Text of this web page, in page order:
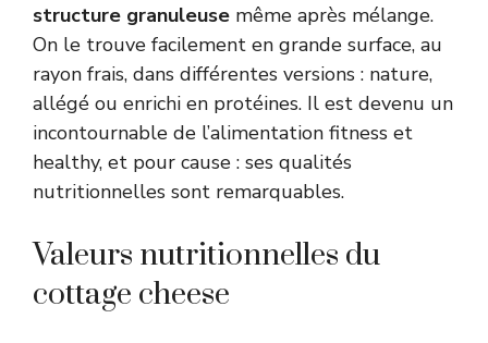
structure granuleuse même après mélange.
On le trouve facilement en grande surface, au
rayon frais, dans différentes versions : nature,
allégé ou enrichi en protéines. Il est devenu un
incontournable de l’alimentation fitness et
healthy, et pour cause : ses qualités
nutritionnelles sont remarquables.
Valeurs nutritionnelles du
cottage cheese